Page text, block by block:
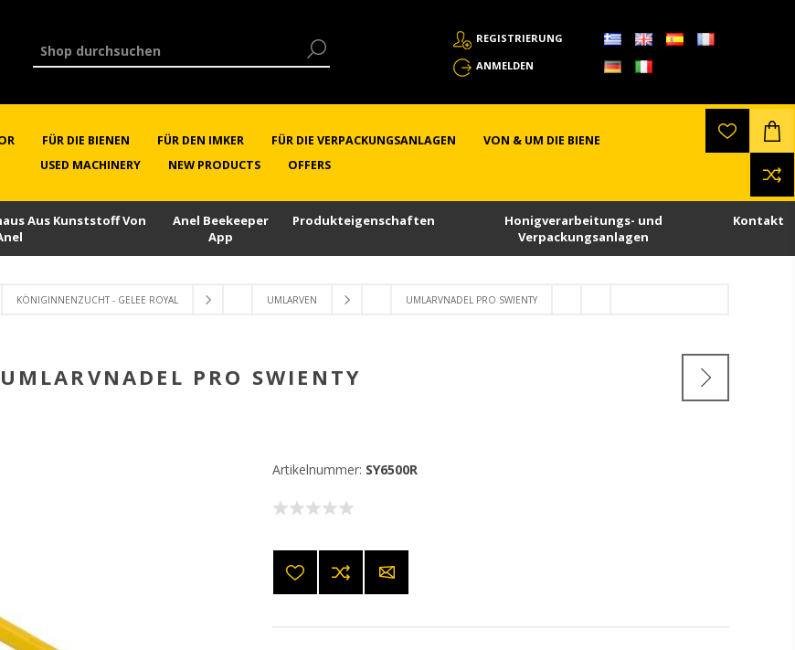
REGISTRIERUNG
ANMELDEN
FÜR DIE BIENEN FÜR DEN IMKER FÜR DIE VERPACKUNGSANLAGEN
VON & UM DIE BIENE
USED MACHINERY
NEW PRODUCTS OFFERS
Aus Kunststoff Von
Anel Beekeeper
App
Produkteigenschaften
Honigverarbeitungs- und
Verpackungsanlagen
Kontakt
KÖNIGINNENZUCHT - GELEE ROYAL UMLARVEN UMLARVNADEL PRO SWIENTY
UMLARVNADEL PRO SWIENTY
Artikelnummer: SY6500R